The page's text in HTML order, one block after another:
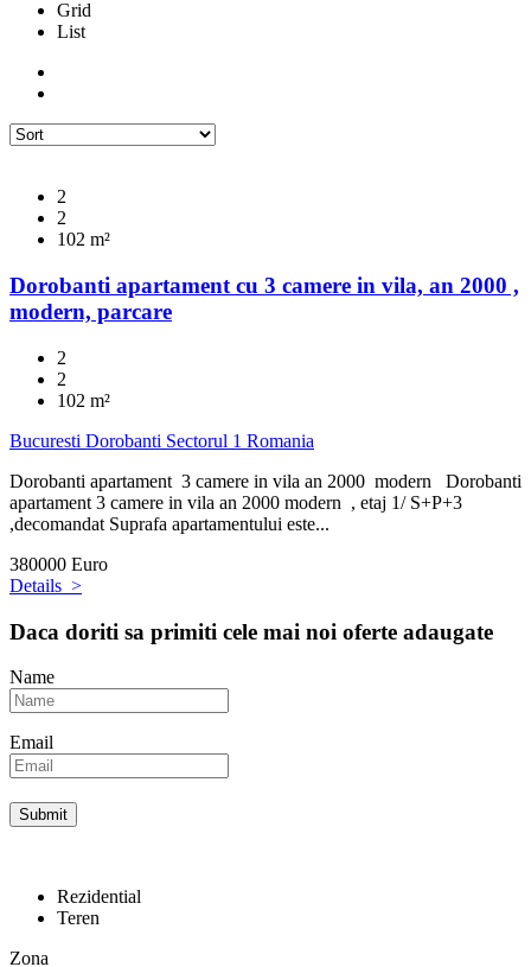
Grid
List
2
2
102 m²
Dorobanti apartament cu 3 camere in vila, an 2000 ,
modern, parcare
2
2
102 m²
Bucuresti Dorobanti Sectorul 1 Romania
Dorobanti apartament 3 camere in vila an 2000 modern Dorobanti
apartament 3 camere in vila an 2000 modern , etaj 1/ S+P+3
,decomandat Suprafa apartamentului este...
380000 Euro
Details >
Daca doriti sa primiti cele mai noi oferte adaugate
Name
Email
Rezidential
Teren
Zona